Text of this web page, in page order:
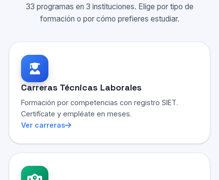
33 programas en 3 instituciones. Elige por tipo de
formación o por cómo prefieres estudiar.
Carreras Técnicas Laborales
Formación por competencias con registro SIET.
Certifícate y empléate en meses.
Ver carreras